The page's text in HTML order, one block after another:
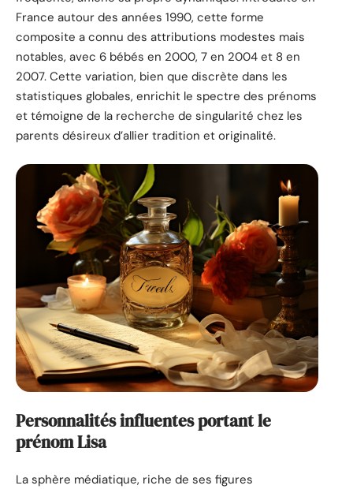
France autour des années 1990, cette forme
composite a connu des attributions modestes mais
notables, avec 6 bébés en 2000, 7 en 2004 et 8 en
2007. Cette variation, bien que discrète dans les
statistiques globales, enrichit le spectre des prénoms
et témoigne de la recherche de singularité chez les
parents désireux d’allier tradition et originalité.
Personnalités influentes portant le
prénom Lisa
La sphère médiatique, riche de ses figures